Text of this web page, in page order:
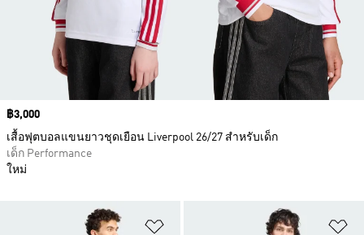
เพิ่มไปยังรายการสินค้าโปรด
Price
฿3,000
เสื้อฟุตบอลแขนยาวชุดเยือน Liverpool 26/27 สำหรับเด็ก
เด็ก Performance
ใหม่